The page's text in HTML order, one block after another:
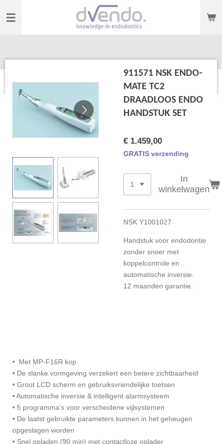
direct
911571 NSK ENDO-
MATE TC2
DRAADLOOS ENDO
HANDSTUK SET
€ 1.459,00
GRATIS verzending
In
winkelwagen
NSK Y1001027
Handstuk voor endodontie
zonder snoer met
koppelcontrole en
automatische inversie.
12 maanden garantie.
• Met MP-F16R kop
• De slanke vormgeving verzekert een betere zichtbaarheid
• Groot LCD scherm en gebruiksvriendelijke toetsen
• Automatische inversie & intelligent alarmsysteem
• 5 programma’s voor verscheidene vijlsystemen
• De laatst gebruikte parameters kunnen in het geheugen
opgeslagen worden
• Snel opladen (90 min) met contactloze oplader